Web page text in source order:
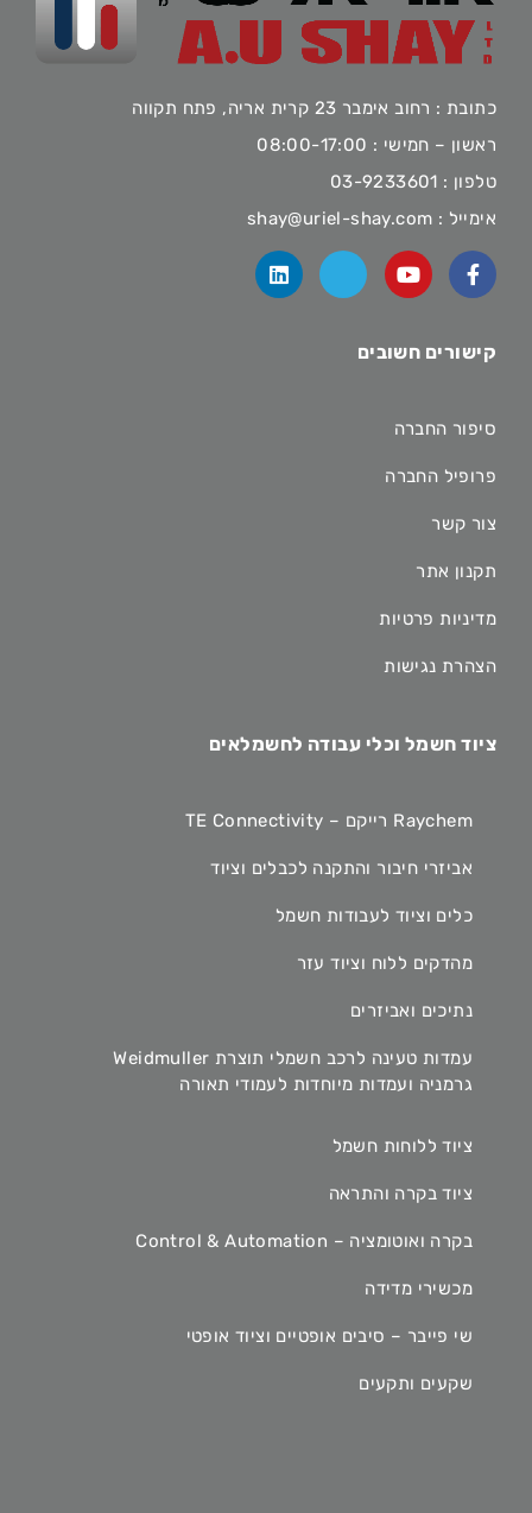
כתובת : רחוב אימבר 23 קרית אריה, פתח תקווה
ראשון – חמישי : 08:00-17:00
טלפון : 03-9233601
אימייל : shay@uriel-shay.com
קישורים חשובים
סיפור החברה
פרופיל החברה
צור קשר
תקנון אתר
מדיניות פרטיות
הצהרת נגישות
ציוד חשמל וכלי עבודה לחשמלאים
Raychem רייקם – TE Connectivity
אביזרי חיבור והתקנה לכבלים וציוד
כלים וציוד לעבודות חשמל
מהדקים ללוח וציוד עזר
נתיכים ואביזרים
עמדות טעינה לרכב חשמלי תוצרת Weidmuller
גרמניה ועמדות מיוחדות לעמודי תאורה
ציוד ללוחות חשמל
ציוד בקרה והתראה
בקרה ואוטומציה – Control & Automation
מכשירי מדידה
שי פייבר – סיבים אופטיים וציוד אופטי
שקעים ותקעים